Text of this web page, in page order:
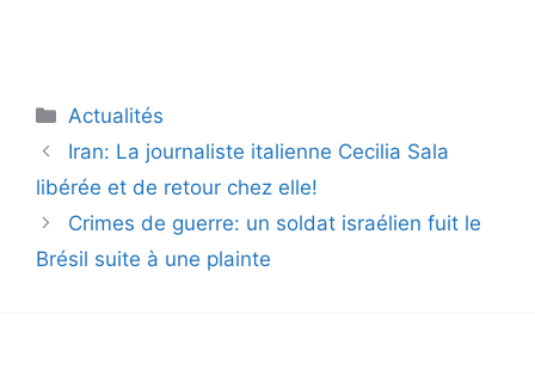
Catégories
Actualités
Iran: La journaliste italienne Cecilia Sala
libérée et de retour chez elle!
Crimes de guerre: un soldat israélien fuit le
Brésil suite à une plainte